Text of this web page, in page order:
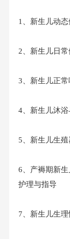
1、新生儿动
2、新生儿日
3、新生儿正
4、新生儿沐
5、新生儿生
6、产褥期新
护理与指导
7、新生儿生